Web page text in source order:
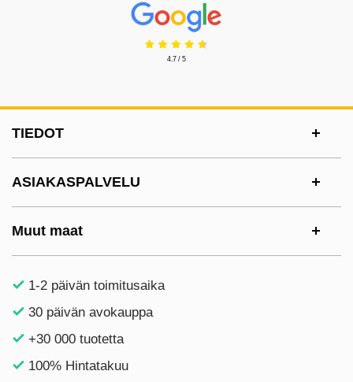
Prisjakt Arvostelu: 4.7 Tähdet
4.7 / 5
TIEDOT
ASIAKASPALVELU
Muut maat
1-2 päivän toimitusaika
30 päivän avokauppa
+30 000 tuotetta
100% Hintatakuu